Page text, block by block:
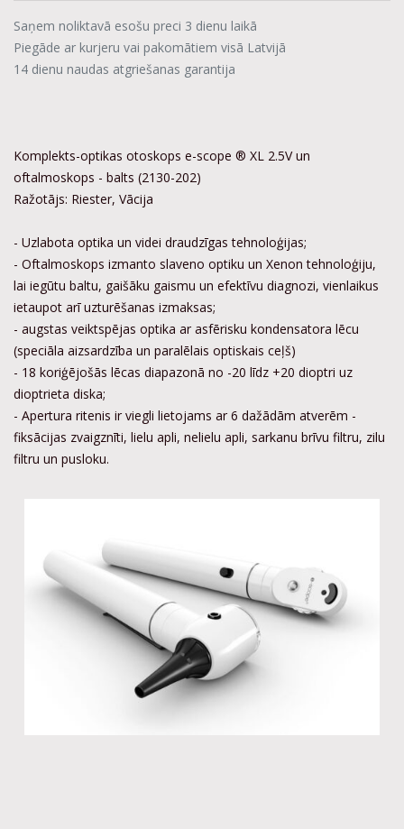
Saņem noliktavā esošu preci 3 dienu laikā
Piegāde ar kurjeru vai pakomātiem visā Latvijā
14 dienu naudas atgriešanas garantija
Komplekts-optikas otoskops e-scope ® XL 2.5V un
oftalmoskops - balts (2130-202)
Ražotājs: Riester, Vācija
- Uzlabota optika un videi draudzīgas tehnoloģijas;
- Oftalmoskops izmanto slaveno optiku un Xenon tehnoloģiju,
lai iegūtu baltu, gaišāku gaismu un efektīvu diagnozi, vienlaikus
ietaupot arī uzturēšanas izmaksas;
- augstas veiktspējas optika ar asfērisku kondensatora lēcu
(speciāla aizsardzība un paralēlais optiskais ceļš)
- 18 koriģējošās lēcas diapazonā no -20 līdz +20 dioptri uz
dioptrieta diska;
- Apertura ritenis ir viegli lietojams ar 6 dažādām atverēm -
fiksācijas zvaigznīti, lielu apli, nelielu apli, sarkanu brīvu filtru, zilu
filtru un pusloku.